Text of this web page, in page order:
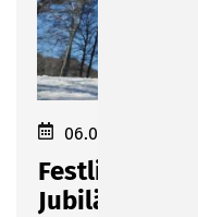
06.01.2024 18:00
Festliche